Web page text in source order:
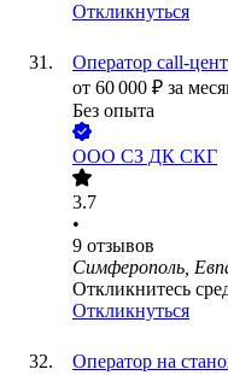
Откликнуться
Оператор call-
от 60 000 ₽ за
Без опыта
ООО СЗ ДК СКГ
3.7
•
9 отзывов
Симферополь,
Откликнитесь
Откликнуться
Оператор на